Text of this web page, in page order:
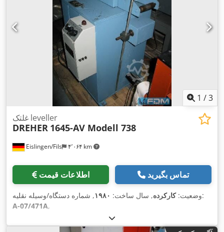
1 /3
Eislingen/Fils ۴٬۰۶۴ km
غلتک leveller
DREHER 1645-AV Modell 738
اطلاعات قیمت تماس بگیرید
وضعیت:کارکرده, سال ساخت: ۱۹۸۰
, شماره دستگاه/وسیله نقلیه:
A-07/471A,